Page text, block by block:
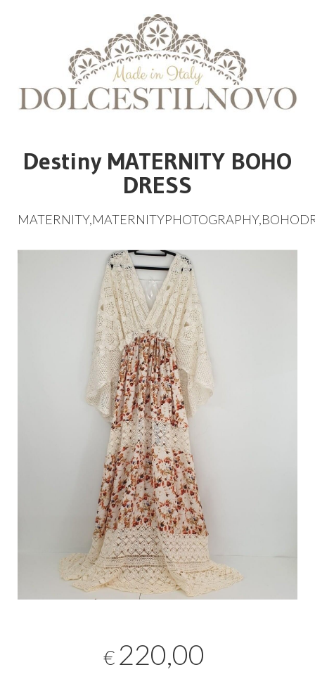
Destiny MATERNITY BOHO
DRESS
MATERNITY,MATERNITYPHOTOGRAPHY,
€ 220,00